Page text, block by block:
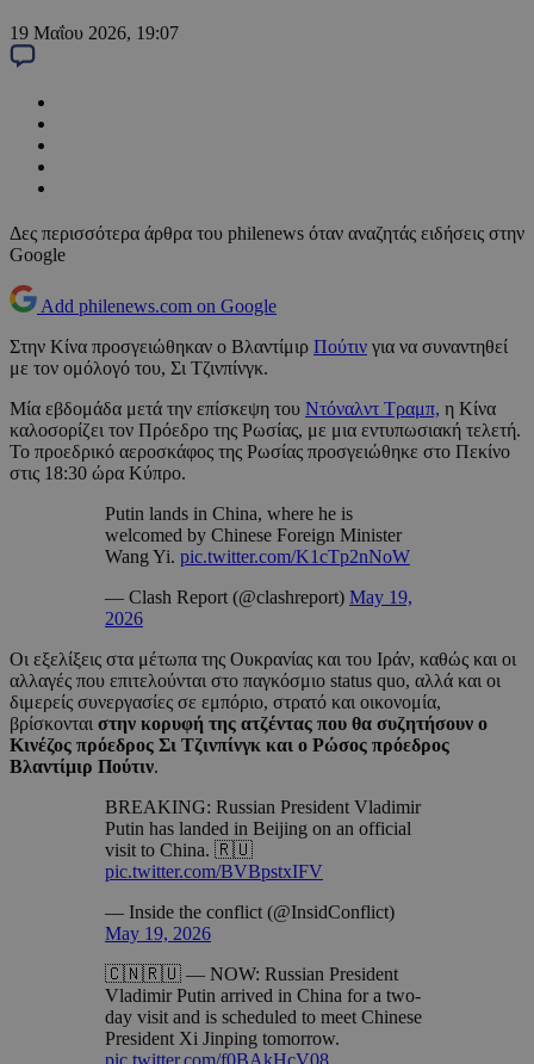
19 Μαΐου 2026, 19:07
Δες περισσότερα άρθρα του philenews όταν αναζητάς ειδήσεις στην
Google
Add philenews.com on Google
Στην Κίνα προσγειώθηκαν ο Βλαντίμιρ Πούτιν για να συναντηθεί
με τον ομόλογό του, Σι Τζινπίνγκ.
Μία εβδομάδα μετά την επίσκεψη του Ντόναλντ Τραμπ, η Κίνα
καλοσορίζει τον Πρόεδρο της Ρωσίας, με μια εντυπωσιακή τελετή.
Το προεδρικό αεροσκάφος της Ρωσίας προσγειώθηκε στο Πεκίνο
στις 18:30 ώρα Κύπρο.
Putin lands in China, where he is
welcomed by Chinese Foreign Minister
Wang Yi. pic.twitter.com/K1cTp2nNoW
— Clash Report (@clashreport) May 19,
2026
Οι εξελίξεις στα μέτωπα της Ουκρανίας και του Ιράν, καθώς και οι
αλλαγές που επιτελούνται στο παγκόσμιο status quo, αλλά και οι
διμερείς συνεργασίες σε εμπόριο, στρατό και οικονομία,
βρίσκονται στην κορυφή της ατζέντας που θα συζητήσουν ο
Κινέζος πρόεδρος Σι Τζινπίνγκ και ο Ρώσος πρόεδρος
Βλαντίμιρ Πούτιν.
BREAKING: Russian President Vladimir
Putin has landed in Beijing on an official
visit to China. 🇷🇺
pic.twitter.com/BVBpstxIFV
— Inside the conflict (@InsidConflict)
May 19, 2026
🇨🇳🇷🇺 — NOW: Russian President
Vladimir Putin arrived in China for a two-
day visit and is scheduled to meet Chinese
President Xi Jinping tomorrow.
pic.twitter.com/f0BAkHcV08